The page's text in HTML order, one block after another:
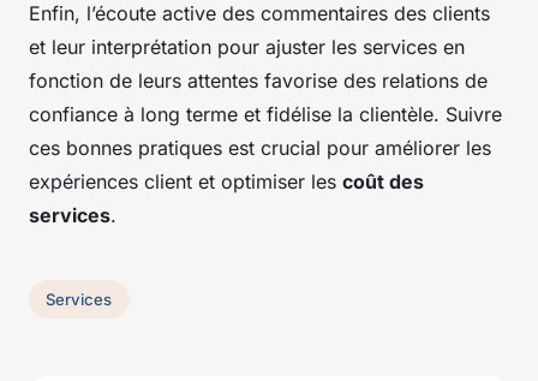
Enfin, l’écoute active des commentaires des clients
et leur interprétation pour ajuster les services en
fonction de leurs attentes favorise des relations de
confiance à long terme et fidélise la clientèle. Suivre
ces bonnes pratiques est crucial pour améliorer les
expériences client et optimiser les coût des
services.
Services